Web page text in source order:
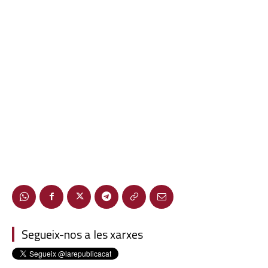
Segueix-nos a les xarxes